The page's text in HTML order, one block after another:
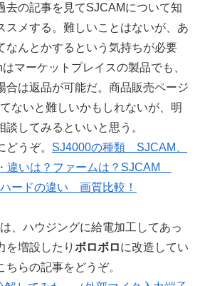
去の記事を見てSJCAMについて知
スメする。難しいことはないが、あ
なんとかするという気持ちが必要
マーケットプレイスの製品でも、
合は返品が可能だ。商品販売ページ
ないと難しいかもしれないが、明
してみるといいと思う。
うぞ。 SJ4000の種類 SJCAM、
違いは？ファームは？ SJCAM
ードの違い 画質比較！
、ハウジングに給電加工してあっ
を増設したり ボロボロに改造してい
らの記事をどうぞ。